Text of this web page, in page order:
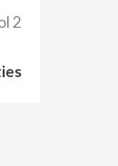
2 Bedroom Villa, Beachfront, Pool access, Private pool